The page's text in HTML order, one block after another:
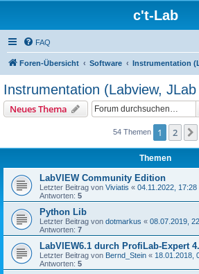
c't-Lab
FAQ
Foren-Übersicht Software Instrumentation
Instrumentation (Labview,
Neues Thema
54 Themen 1 2
Themen
LabVIEW Community Edition
Letzter Beitrag von Viviatis « 04.11.2022, 17:28
Antworten: 5
Python Lib
Letzter Beitrag von dotmarkus « 08.07.2019,
Antworten: 7
LabVIEW6.1 durch ProfiLab-Expert
Letzter Beitrag von Bernd_Stein « 18.01.2018,
Antworten: 5